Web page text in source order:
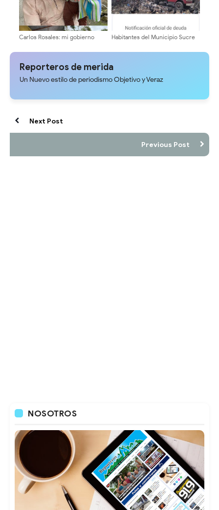
Carlos Rosales: mi gobierno
con su gente
Habitantes del Municipio Sucre
relleno sanitario por la empresa
Reporteros de merida
Un Nuevo estilo de periodismo Objetivo y Veraz
Next Post
Previous Post
NOSOTROS